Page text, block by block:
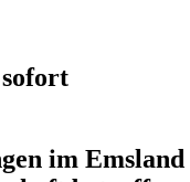
im Emsland